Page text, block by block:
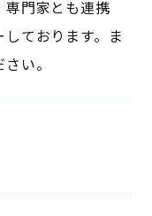
門家とも連携
ております。ま
い。